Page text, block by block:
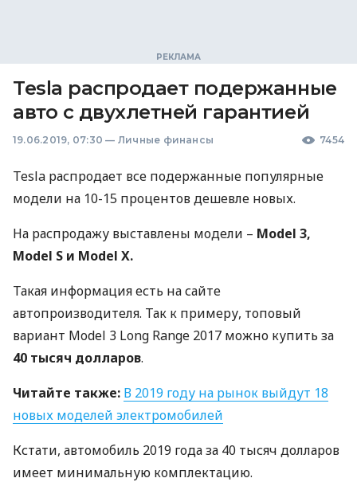
Tesla распродает подержанные
авто с двухлетней гарантией
19.06.2019, 07:30 — Личные финансы 7454
Tesla распродает все подержанные популярные
модели на 10-15 процентов дешевле новых.
На распродажу выставлены модели – Model 3,
Model S и Model X.
Такая информация есть на сайте
автопроизводителя. Так к примеру, топовый
вариант Model 3 Long Range 2017 можно купить за
40 тысяч долларов.
Читайте также: В 2019 году на рынок выйдут 18
новых моделей электромобилей
Кстати, автомобиль 2019 года за 40 тысяч долларов
имеет минимальную комплектацию.